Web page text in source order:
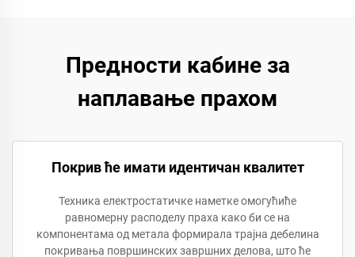
Предности кабине за
наплавање прахом
Покрив ће имати идентичан квалитет
Техника електростатичке наметке омогућиће
равномерну расподелу праха како би се на
компонентама од метала формирала трајна дебелина
покривања површинских завршних делова, што ће